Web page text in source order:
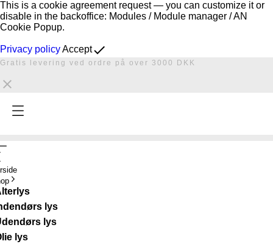
This is a cookie agreement request — you can customize it or
disable in the backoffice: Modules / Module manager / AN
Cookie Popup.
Privacy policyAcceptdone
Gratis levering ved ordre på over 3000 DKK

lys
lys
lys